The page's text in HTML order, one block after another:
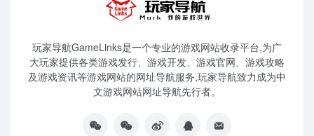
玩家导航GameLinks是一个专业的游戏网站收录平台,为广
大玩家提供各类游戏发行、游戏开发、游戏官网、游戏攻略
及游戏资讯等游戏网站的网址导航服务,玩家导航致力成为中
文游戏网站网址导航先行者。